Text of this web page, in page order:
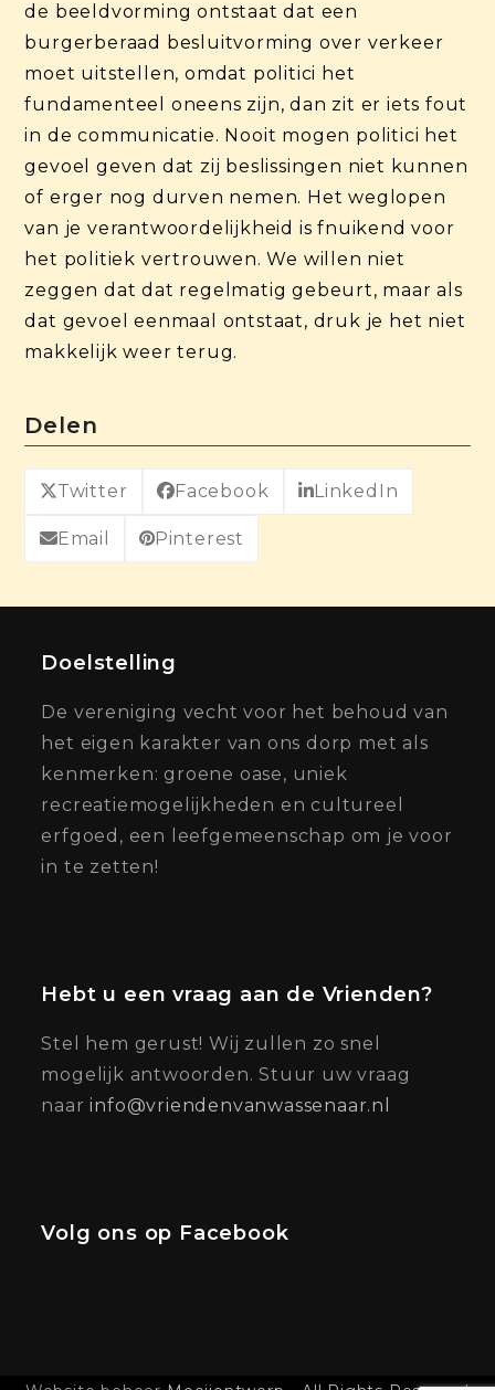
de beeldvorming ontstaat dat een
burgerberaad besluitvorming over verkeer
moet uitstellen, omdat politici het
fundamenteel oneens zijn, dan zit er iets fout
in de communicatie. Nooit mogen politici het
gevoel geven dat zij beslissingen niet kunnen
of erger nog durven nemen. Het weglopen
van je verantwoordelijkheid is fnuikend voor
het politiek vertrouwen. We willen niet
zeggen dat dat regelmatig gebeurt, maar als
dat gevoel eenmaal ontstaat, druk je het niet
makkelijk weer terug.
Delen
Twitter Facebook LinkedIn
Email Pinterest
Doelstelling
De vereniging vecht voor het behoud van
het eigen karakter van ons dorp met als
kenmerken: groene oase, uniek
recreatiemogelijkheden en cultureel
erfgoed, een leefgemeenschap om je voor
in te zetten!
Hebt u een vraag aan de Vrienden?
Stel hem gerust! Wij zullen zo snel
mogelijk antwoorden. Stuur uw vraag
naarinfo@vriendenvanwassenaar.nl
Volg ons op Facebook